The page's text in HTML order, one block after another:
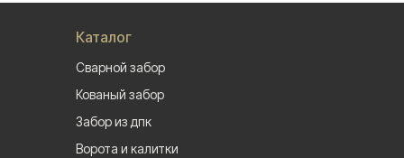
Каталог
Сварной забор
Кованый забор
Забор из дпк
Ворота и калитки